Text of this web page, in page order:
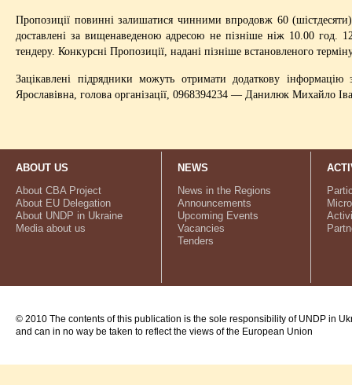
Пропозиції повинні залишатися чинними впродовж 60
доставлені за вищенаведеною адресою не пізніше ніж 10.00 год.
тендеру. Конкурсні Пропозиції, надані пізніше встановленого
Зацікавлені підрядники можуть отримати додаткову
Ярославівна, голова організації, 0968394234 — Данилюк Михайло
ABOUT US
About CBA Project
About EU Delegation
About UNDP in Ukraine
Media about us
NEWS
News in the Regions
Announcements
Upcoming Events
Vacancies
Tenders
© 2010 The contents of this publication is the sole responsibility of UNDP in
and can in no way be taken to reflect the views of the European Union